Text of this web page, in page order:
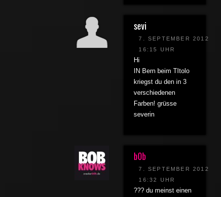
sevi
7. SEPTEMBER 2012
16:15 UHR
Hi
IN Bern beim TItolo
kriegst du den in 3
verschiedenen
Farben! grüsse
severin
b0b
7. SEPTEMBER 2012
16:32 UHR
??? du meinst einen